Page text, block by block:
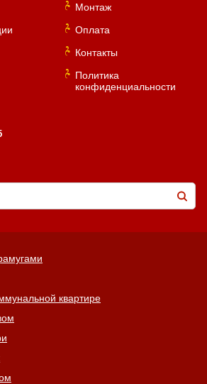
Монтаж
Оплата
Контакты
Политика
конфиденциальности
квартире